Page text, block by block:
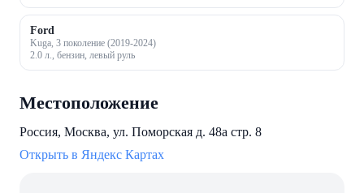
Ford
Kuga, 3 поколение (2019-2024)
2.0 л., бензин, левый руль
Местоположение
Россия, Москва, ул. Поморская д. 48а стр. 8
Открыть в Яндекс Картах